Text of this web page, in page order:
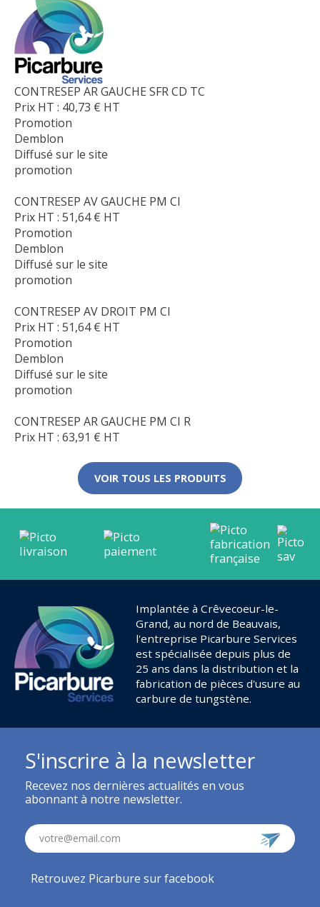
CONTRESEP AR GAUCHE SFR CD TC
Prix HT : 40,73 € HT
Promotion
Demblon
Diffusé sur le site
promotion
CONTRESEP AV GAUCHE PM CI
Prix HT : 51,64€ HT
Promotion
Demblon
Diffusé sur le site
promotion
CONTRESEP AV DROIT PM CI
Prix HT : 51,64€ HT
Promotion
Demblon
Diffusé sur le site
promotion
CONTRESEP AR GAUCHE PM CI R
Prix HT : 63,91 € HT
VOIR TOUS LES PRODUITS
Implantée à Crêvecoeur-le-
Grand, au nord de Beauvais,
l'entreprise Picarbure Services
est spécialisée depuis plus de
25 ans dans la distribution et la
fabrication de pièces d'usure au
carbure de tungstène.
S'inscrire à la newsletter
Recevez nos dernières actualités en vous
abonnant à notre newsletter.
votre@email.com
Retrouvez Picarbure sur facebook